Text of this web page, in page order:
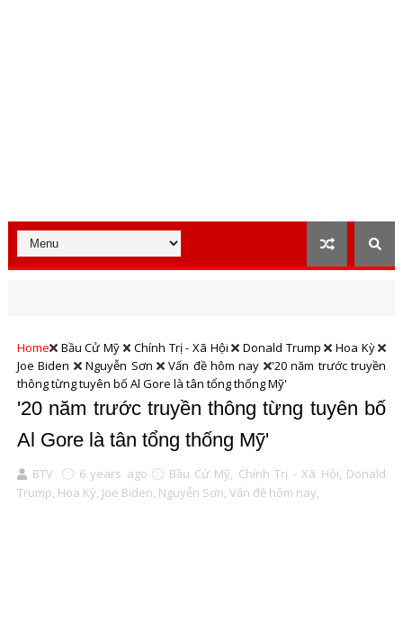
Home Bầu Cử Mỹ Chính Trị - Xã Hội Donald Trump
Hoa Kỳ
Joe Biden
Nguyễn Sơn Vấn đề hôm nay
'20 năm trước truyền
thông từng tuyên bố Al Gore là tân tổng thống Mỹ'
'20 năm trước truyền thông từng tuyên bố
Al Gore là tân tổng thống Mỹ'
BTV 6 years ago Bầu Cử Mỹ, Chính Trị - Xã Hội, Donald
Trump, Hoa Kỳ, Joe Biden, Nguyễn Sơn, Vấn đề hôm nay,